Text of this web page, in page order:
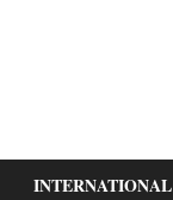
INTERNATIONAL